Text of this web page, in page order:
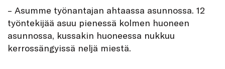
– Asumme työnantajan ahtaassa asunnossa. 12
työntekijää asuu pienessä kolmen huoneen
asunnossa, kussakin huoneessa nukkuu
kerrossängyissä neljä miestä.